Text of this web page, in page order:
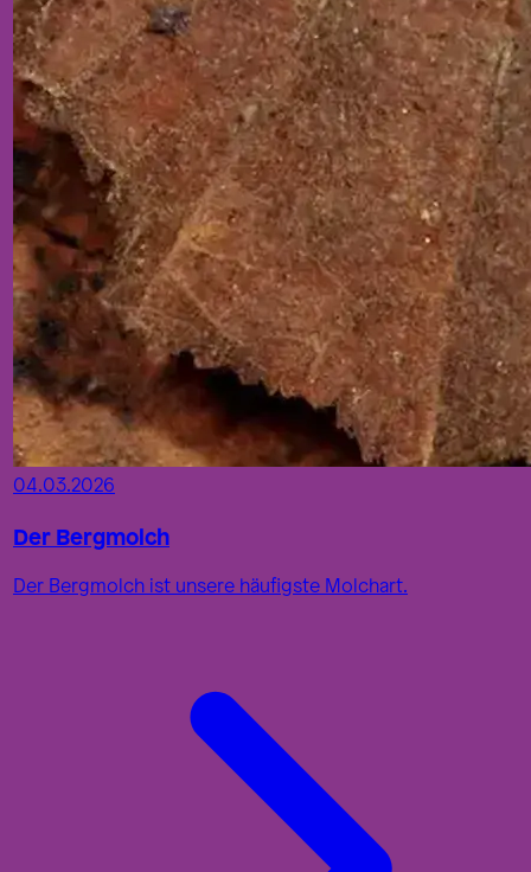
04.03.2026
Der Bergmolch
Der Bergmolch ist unsere häufigste Molchart.